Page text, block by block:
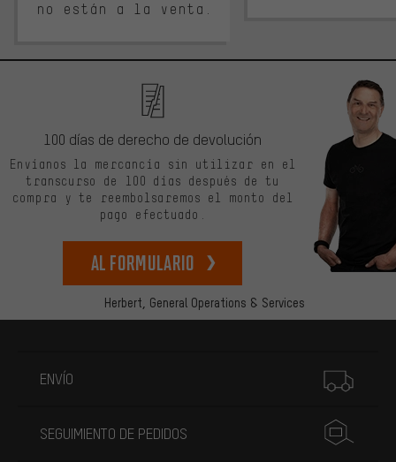
no están a la venta.
Herbert, General Operations & Services
100 días de derecho de devolución
Envíanos la mercancía sin utilizar en el
transcurso de 100 días después de tu
compra y te reembolsaremos el monto del
pago efectuado.
Al formulario
ENVÍO
SEGUIMIENTO DE PEDIDOS